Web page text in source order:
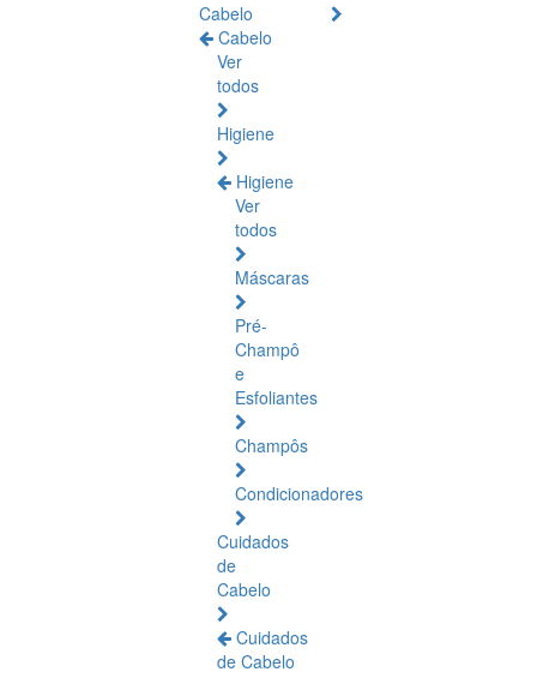
Cabelo
Cabelo
Ver
todos
Higiene
Higiene
Ver
todos
Máscaras
Pré-
Champô
e
Esfoliantes
Champôs
Condicionadores
Cuidados
de
Cabelo
Cuidados
de Cabelo